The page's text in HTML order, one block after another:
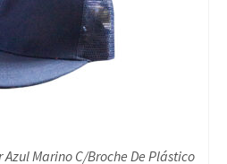
Marino C/Broche De Plástico